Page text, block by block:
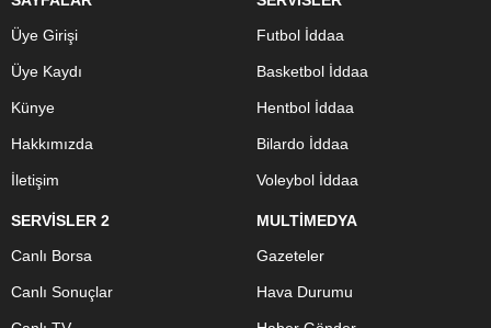
Üye Girişi
Üye Kaydı
Künye
Hakkımızda
İletişim
Futbol İddaa
Basketbol İddaa
Hentbol İddaa
Bilardo İddaa
Voleybol İddaa
SERVİSLER 2
Canlı Borsa
Canlı Sonuçlar
MULTİMEDYA
Gazeteler
Hava Durumu